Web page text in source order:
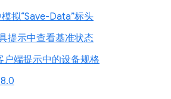
拟“Save-Data”标头
提示中查看基准状态
户端提示中的设备规格